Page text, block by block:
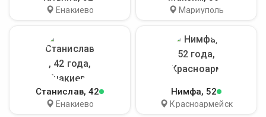
Енакиево Мариуполь
Станислав, 42
Енакиево
Нимфа, 52
Красноармейск